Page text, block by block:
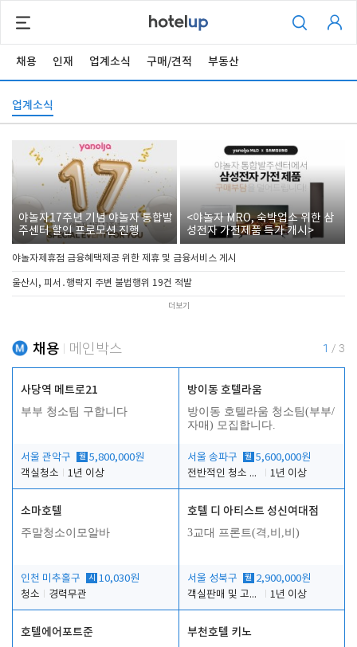
채용 인재 업계소식 구매/견적 부동산
업계소식
야놀자17주년 기념 야놀자 통합발
주센터 할인 프로모션 진행
<야놀자 MRO, 숙박업소 위한 삼
성전자 가전제품 특가 개시>
야놀자제휴점 금융혜택제공 위한 제휴 및 금융서비스 게시
울산시, 피서․행락지 주변 불법행위 19건 적발
더보기
채용 메인박스 1 / 3
사당역 메트로21
부부 청소팀 구합니다
서울 관악구 월 5,800,000원
객실청소
1년 이상
방이동 호텔라움
방이동 호텔라움 청소팀(부부/
자매) 모집합니다.
서울 송파구 월 5,600,000원
전반적인 청소 업무(객실청소.객실정리)
1년 이상
소마호텔
주말청소이모알바
인천 미추홀구 시 10,030원
청소
경력무관
호텔 디 아티스트 성신여대점
3교대 프론트(격,비,비)
서울 성북구 월 2,900,000원
객실판매 및 고객응대
1년 이상
호텔에어포트준 부천호텔 키노